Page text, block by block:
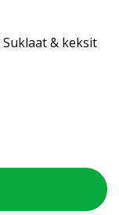
Suklaat & keksit